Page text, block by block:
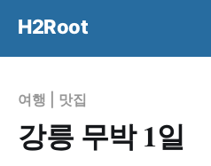
H2Root
여행 맛집
강릉 무박 1일